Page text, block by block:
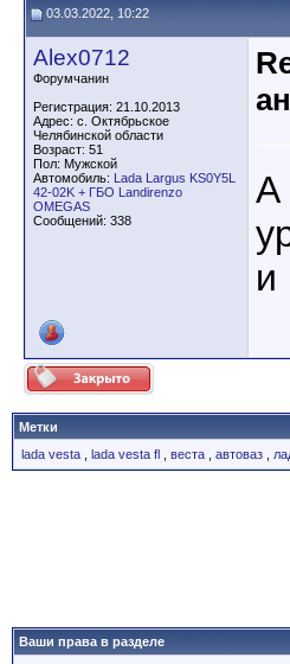
03.03.2022, 10:22
Alex0712
Форумчанин
Регистрация: 21.10.2013
Адрес: с. Октябрьское
Челябинской области
Возраст: 51
Пол: Мужской
Автомобиль: Lada Largus KS0Y5L
42-02K + ГБО Landirenzo
OMEGAS
Сообщений: 338
А
и
Метки
lada vesta
lada vesta fl веста автоваз
Ваши права в разделе